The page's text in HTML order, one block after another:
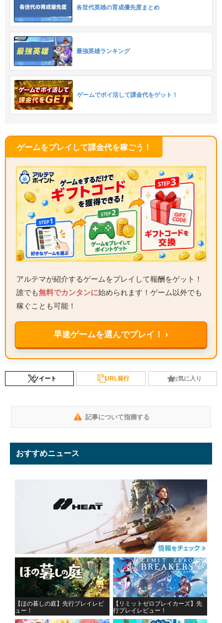
各世代英雄の育成優先度まとめ
最強英雄ランキング
ゲームでポイ活して課金代をゲット！
ゲームをプレイして課金代を稼ごう！
アルテマが紹介するゲームをプレイして報酬をゲット！
誰でも無料でカンタンに始められます！ゲーム以外でも
稼ぐことも可能！
早速ゲームを選んでプレイ！ ›
ツイート URL発行 お気に入り
記事について指摘する
おすすめニュース
【ほの暮しの庭】先行プレイレビ
ュー！
【リミットゼロブレイカーズ】先
行プレイレビュー！